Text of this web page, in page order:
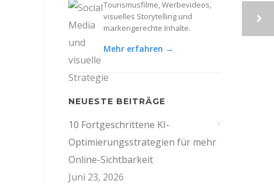
Tourismusfilme, Werbevideos,
visuelles Storytelling und
markengerechte Inhalte.
Mehr erfahren →
NEUESTE BEITRÄGE
10 Fortgeschrittene KI-
Optimierungsstrategien für mehr
Online-Sichtbarkeit
Juni 23, 2026